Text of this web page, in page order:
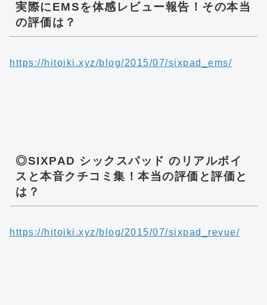
実際にEMSを体感レビュー報告！その本当
の評価は？
https://hitoiki.xyz/blog/2015/07/sixpad_ems/
◎SIXPAD シックスパッド のリアルボイ
スと本音クチコミ集！本当の評価と評価と
は？
https://hitoiki.xyz/blog/2015/07/sixpad_revue/